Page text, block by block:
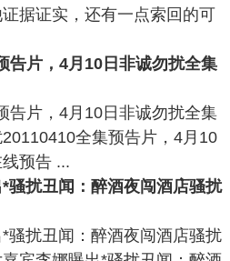
据证实，还有一点索回的可
告片，4月10日非诚勿扰全集
告片，4月10日非诚勿扰全集
全集预告片，4月10
预告 ...
骚扰丑闻：醉酒夜闯酒店骚扰
骚扰丑闻：醉酒夜闯酒店骚扰